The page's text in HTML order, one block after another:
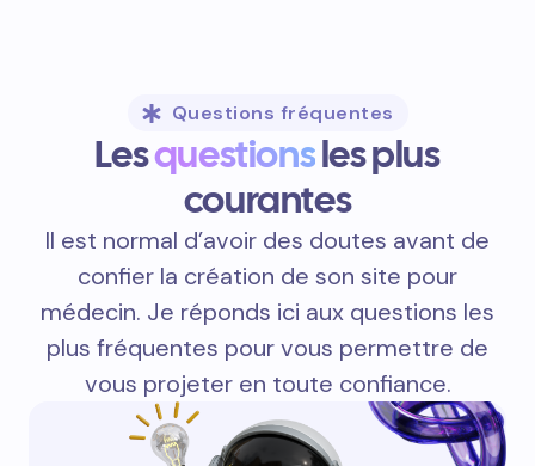
Questions fréquentes
Lesquestionsles plus
courantes
Il est normal d’avoir des doutes avant de
confier la création de son site pour
médecin. Je réponds ici aux questions les
plus fréquentes pour vous permettre de
vous projeter en toute confiance.